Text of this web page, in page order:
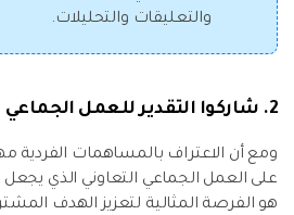
والتعليقات والتحليلات.
2. شاركوا التقدير للعمل الجماعي
ومع أن الاعتراف بالمساهمات الفردية
على العمل الجماعي التعاوني الذي
هو الفرصة المثالية لتعزيز الهدف